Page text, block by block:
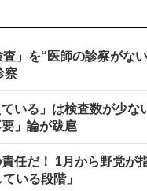
」を“医師の診察がな
察
いる」は検査数が少な
」論が跋扈
任だ！ 1月から野党が
いる段階」